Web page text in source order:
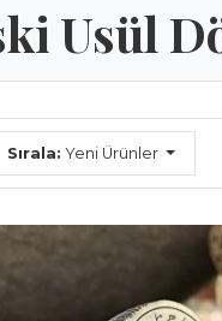
Usül
Sırala: Yeni Ürünler